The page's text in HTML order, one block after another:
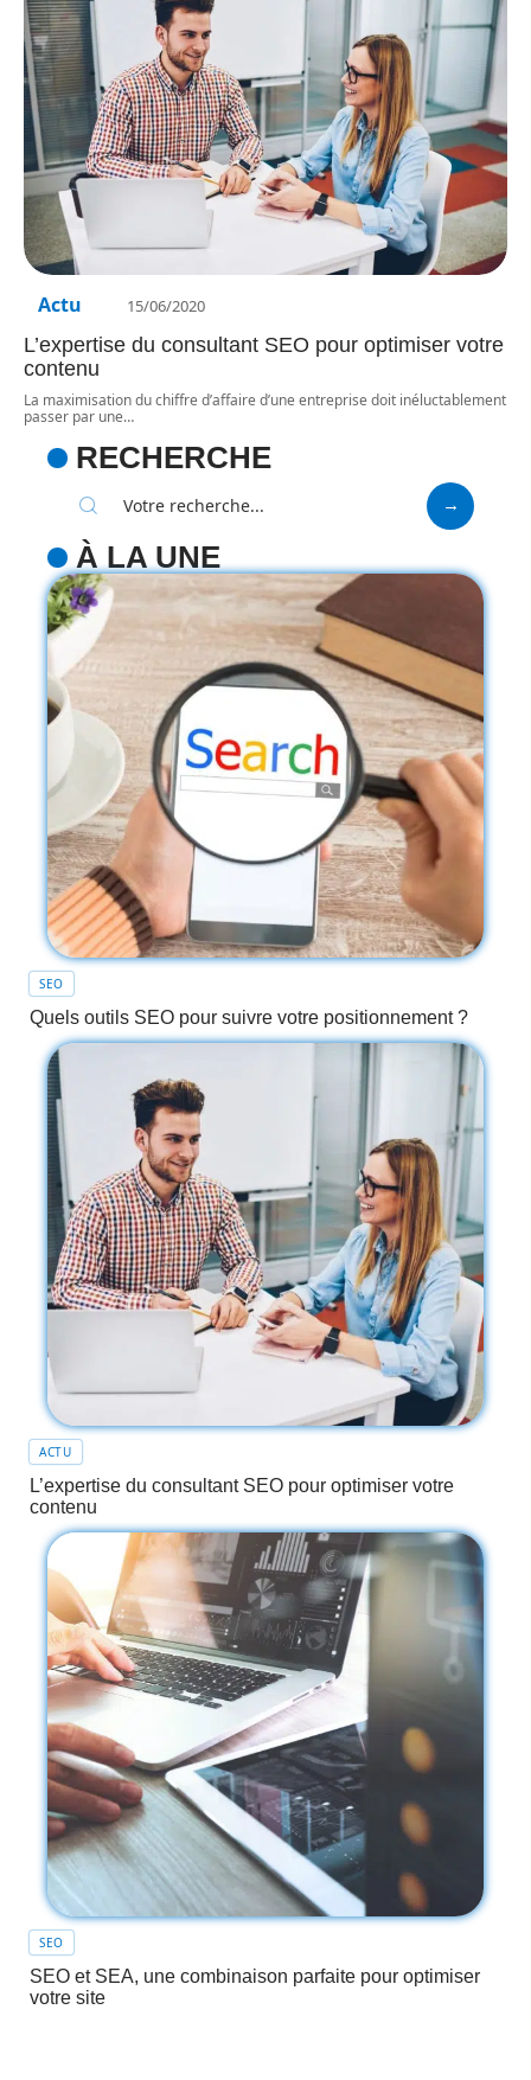
Actu 15/06/2020
L’expertise du consultant SEO pour optimiser votre
contenu
La maximisation du chiffre d’affaire d’une entreprise doit inéluctablement
passer par une…
RECHERCHE
À LA UNE
SEO
Quels outils SEO pour suivre votre positionnement ?
ACTU
L’expertise du consultant SEO pour optimiser votre
contenu
SEO
SEO et SEA, une combinaison parfaite pour optimiser
votre site